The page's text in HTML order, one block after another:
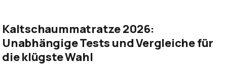
Kaltschaummatratze 2026:
Unabhängige Tests und Vergleiche für
die klügste Wahl